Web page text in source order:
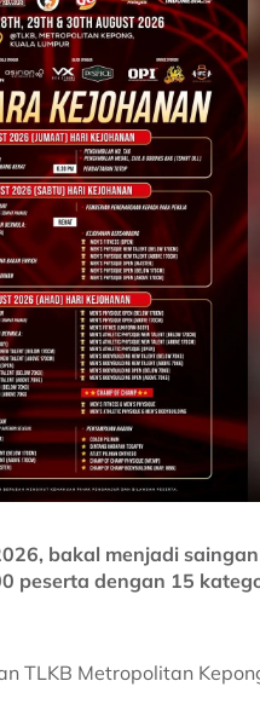
bakal menjadi
peserta dengan 15
TLKB Metropolitan